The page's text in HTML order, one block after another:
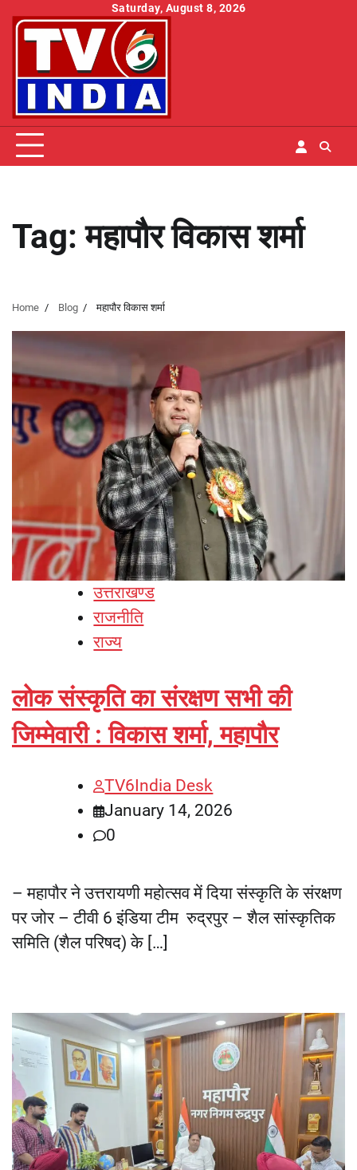
Skip
Saturday, August 8, 2026
Tag:महापौर विकास शर्मा
Home Blog महापौर विकास शर्मा
उत्तराखण्ड
राजनीति
राज्य
लोक संस्कृति का संरक्षण सभी की
जिम्मेवारी : विकास शर्मा, महापौर
TV6India Desk
January 14, 2026
0
– महापौर ने उत्तरायणी महोत्सव में दिया संस्कृति के संरक्षण
पर जोर – टीवी 6 इंडिया टीम रुद्रपुर – शैल सांस्कृतिक
समिति (शैल परिषद) के […]